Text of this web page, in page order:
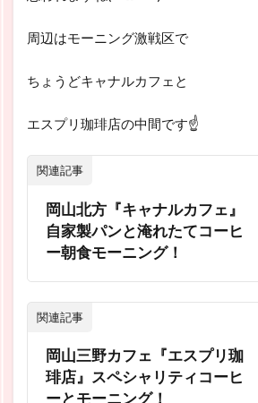
周辺はモーニング激戦区で
ちょうどキャナルカフェと
エスプリ珈琲店の中間です☝
関連記事
岡山北方『キャナルカフェ』
自家製パンと淹れたてコーヒ
ー朝食モーニング！
関連記事
岡山三野カフェ『エスプリ珈
琲店』スペシャリティコーヒ
ーとモーニング！